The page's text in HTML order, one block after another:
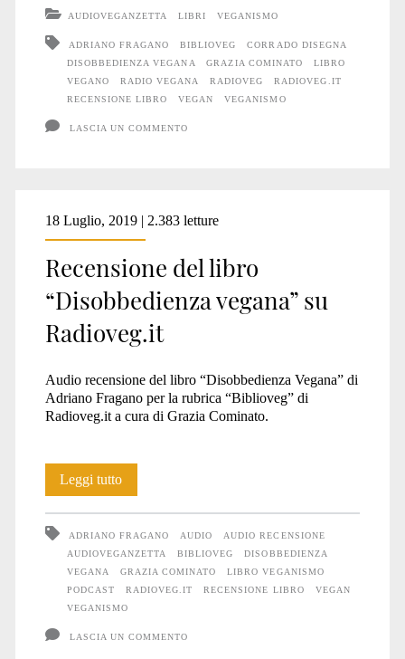
“Disobbedienza
vegana”
AUDIOVEGANZETTA LIBRI VEGANISMO
ADRIANO FRAGANO BIBLIOVEG
CORRADO DISEGNA
DISOBBEDIENZA VEGANA
GRAZIA COMINATO
LIBRO
VEGANO
RADIO VEGANA RADIOVEG
RADIOVEG.IT
RECENSIONE LIBRO
VEGAN VEGANISMO
LASCIA UN COMMENTO
18 Luglio, 2019 | 2.383 letture
Recensione del libro
“Disobbedienza vegana” su
Radioveg.it
Audio recensione del libro “Disobbedienza Vegana” di
Adriano Fragano per la rubrica “Biblioveg” di
Radioveg.it a cura di Grazia Cominato.
Leggi tuttoRecensione
del
libro
“Disobbedienza
vegana”
su
ADRIANO FRAGANO AUDIO
AUDIO RECENSIONE
AUDIOVEGANZETTA
BIBLIOVEG
DISOBBEDIENZA
VEGANA
GRAZIA COMINATO
LIBRO VEGANISMO
PODCAST
RADIOVEG.IT RECENSIONE LIBRO
VEGAN
VEGANISMO
LASCIA UN COMMENTO